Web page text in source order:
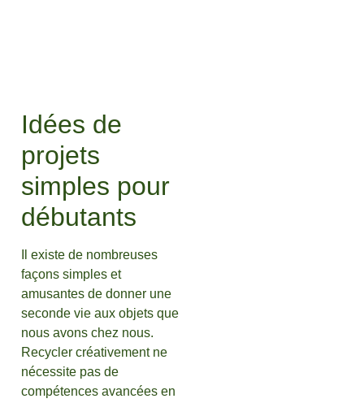
Idées de
projets
simples pour
débutants
Il existe de nombreuses
façons simples et
amusantes de donner une
seconde vie aux objets que
nous avons chez nous.
Recycler créativement ne
nécessite pas de
compétences avancées en